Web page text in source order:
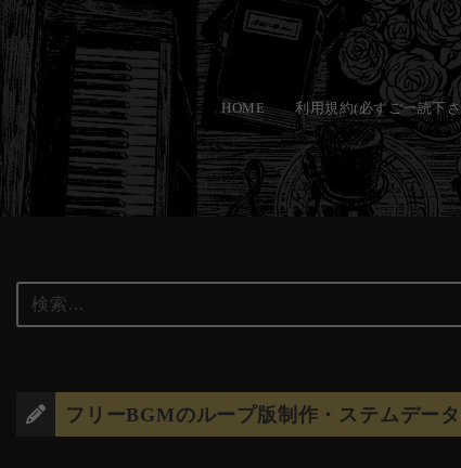
コ
ン
テ
ン
ツ
キ
HOME 利用規約(必ずご一読下
フリーBGMのループ版制作・ステムデー